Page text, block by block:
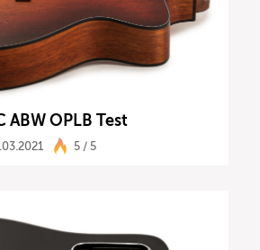
OPLB Test
5 / 5